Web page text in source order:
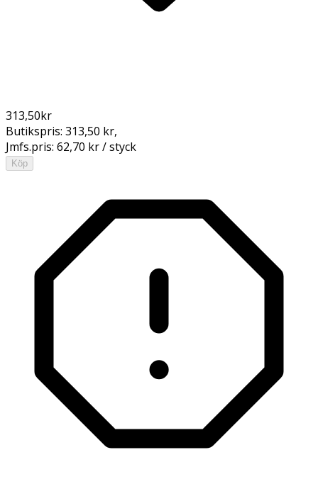
313,50kr
Butikspris: 313,50 kr,
Jmfs.pris: 62,70 kr / styck
Köp